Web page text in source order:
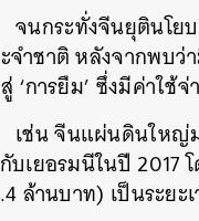
จนกระทั่งจีนยุตินโย
จำชาติ หลังจากพบว่
‘การยืม’ ซึ่งมีค่าใช้
เช่น จีนแผ่นดินใหญ่ม
บเยอรมนีในปี 2017
ล้านบาท) เป็นระยะ